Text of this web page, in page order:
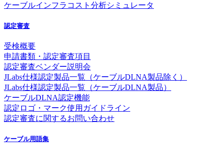
ケーブルインフラコスト分析シミュレータ
認定審査
受検概要
申請書類・認定審査項目
認定審査ベンダー説明会
JLabs仕様認定製品一覧（ケーブルDLNA製品除く）
JLabs仕様認定製品一覧（ケーブルDLNA製品）
ケーブルDLNA認定機能
認定ロゴ・マーク使用ガイドライン
認定審査に関するお問い合わせ
ケーブル用語集